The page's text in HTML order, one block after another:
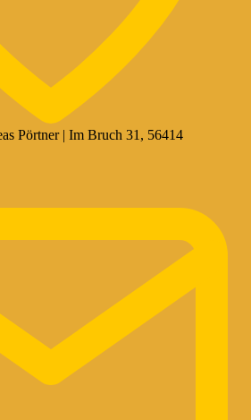
Pörtner | Im Bruch 31, 56414